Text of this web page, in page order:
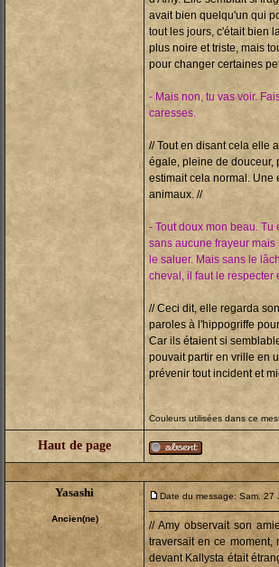
avait bien quelqu'un qui
tout les jours, c'était bien
plus noire et triste, mais
pour changer certaines
- Mais non, tu vas voir.
caresses.
// Tout en disant cela elle
égale, pleine de douceur,
estimait cela normal. Une
animaux. //
- Tout doux mon beau.
sans aucune frayeur
le saluer. Mais sans le
cheval, il faut le respecter
// Ceci dit, elle regarda
paroles à l'hippogriffe
Car ils étaient si
pouvait partir en vrille en
prévenir tout incident et
Couleurs utilisées dans ce
Haut de page
Yasashi
Ancien(ne)
Date du message: Sam. 27
// Amy observait son
traversait en ce moment,
devant Kallysta était